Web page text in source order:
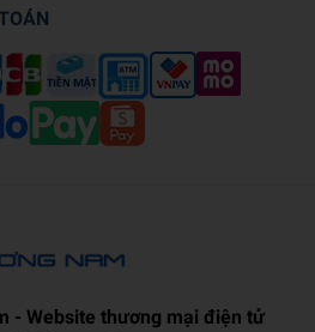
- Website thương mại điện tử